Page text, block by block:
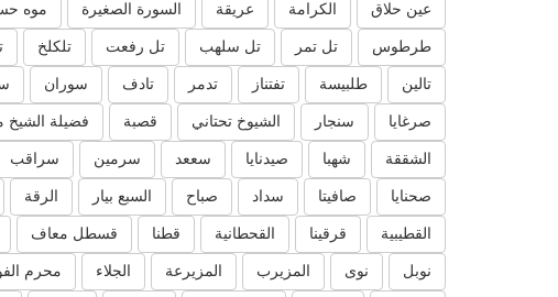
عين حلاق الكرامة عريقة السورة الصغيرة موه
طرطوس تل تمر تل سلهب تل رفعت تلكلخ
تالين طلبيسة تفتناز تدمر تادف سوران
صرغايا سنجار الشيوخ تحتاني قصبة فضيلة
الشققة شهبا صيدنايا سععد سرمين سراقب
صحنايا صافيتا سداد صباح السبع بيار الرقة
القطيبية قرقينا القحطانية قطنا قسطل معاف
نوبل نوى المزيرب المزيرعة الجلاء محرم